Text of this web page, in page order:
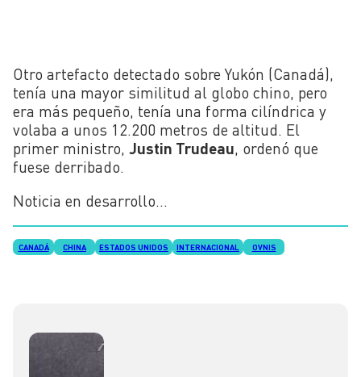
Otro artefacto detectado sobre Yukón (Canadá),
tenía una mayor similitud al globo chino, pero
era más pequeño, tenía una forma cilíndrica y
volaba a unos 12.200 metros de altitud. El
primer ministro, Justin Trudeau, ordenó que
fuese derribado.
Noticia en desarrollo…
CANADÁ CHINA ESTADOS UNIDOS INTERNACIONAL OVNIS